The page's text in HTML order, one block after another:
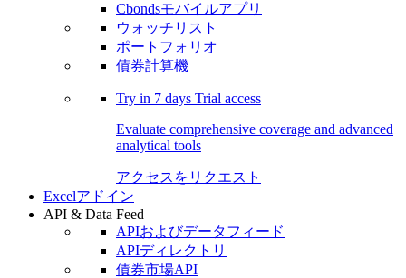
Cbondsモバイルアプリ
ウォッチリスト
ポートフォリオ
債券計算機
Try in 7 days Trial access
Evaluate comprehensive coverage and advanced
analytical tools
アクセスをリクエスト
Excelアドイン
API & Data Feed
APIおよびデータフィード
APIディレクトリ
債券市場API